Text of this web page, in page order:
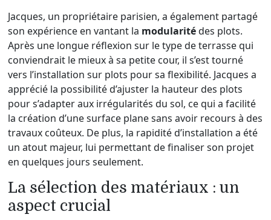
Jacques, un propriétaire parisien, a également partagé
son expérience en vantant la modularitédes plots.
Après une longue réflexion sur le type de terrasse qui
conviendrait le mieux à sa petite cour, il s’est tourné
vers l’installation sur plots pour sa flexibilité. Jacques a
apprécié la possibilité d’ajuster la hauteur des plots
pour s’adapter aux irrégularités du sol, ce qui a facilité
la création d’une surface plane sans avoir recours à des
travaux coûteux. De plus, la rapidité d’installation a été
un atout majeur, lui permettant de finaliser son projet
en quelques jours seulement.
La sélection des matériaux : un
aspect crucial